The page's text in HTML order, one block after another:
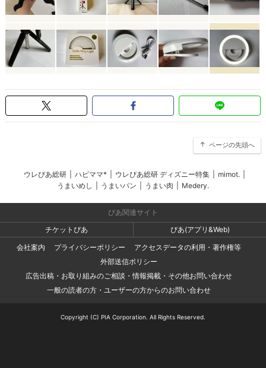
ページの先頭へ
ウレぴあ総研 ハピママ* ウレぴあ総研 ディズニー特集 mimot.
うまいめし
うまいパン うまい肉 Medery.
ぴあ関連サイト
チケットぴあ
ぴあ(アプリ&Web)
会社案内
プライバシーポリシー
アクセスデータの利用・著作権等
外部送信ポリシー
広告出稿・お取り組みのご相談・情報掲載・その他お問い合わせ
一般の読者の方・ユーザーの方からのお問い合わせ
Copyright (C) PIA Corporation. All Rights Reserved.